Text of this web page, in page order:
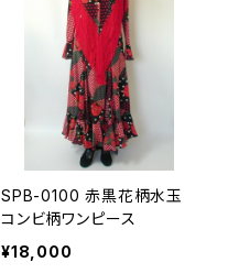
SPB-0100 赤黒花柄水玉
コンビ柄ワンピース
¥18,000